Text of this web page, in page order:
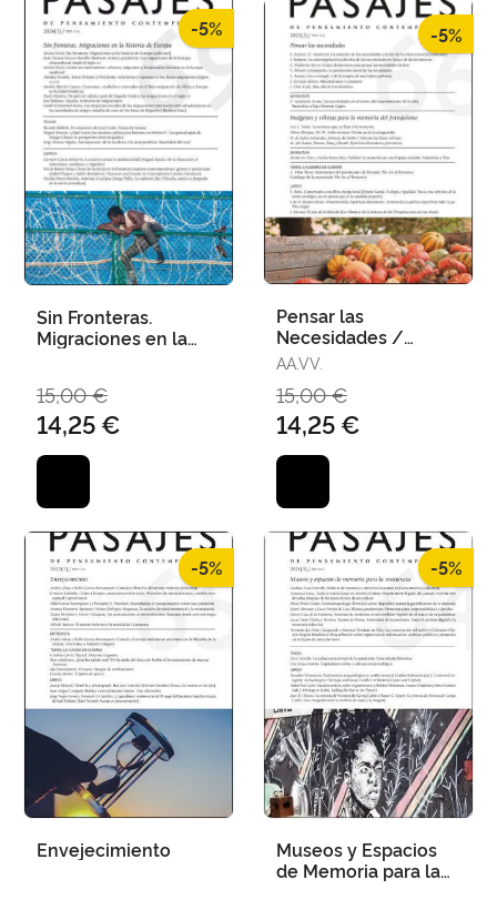
-5%
Sin Fronteras.
Migraciones en la
15,00 €
14,25 €
-5%
Pensar las
Necesidades /
Imágenes y Viñetas
Franquismo
AA.VV.
15,00 €
14,25 €
-5%
Envejecimiento
-5%
Museos y Espacios
de Memoria para la